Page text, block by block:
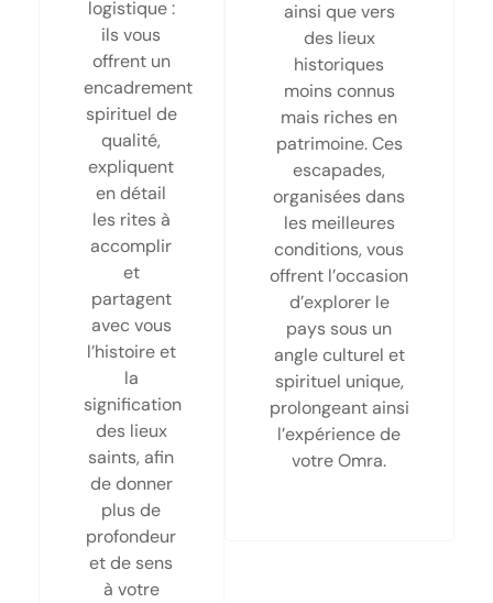
logistique :
ils vous
offrent un
encadrement
spirituel de
qualité,
expliquent
en détail
les rites à
accomplir
et
partagent
avec vous
l’histoire et
la
signification
des lieux
saints, afin
de donner
plus de
profondeur
et de sens
à votre
ainsi que vers
des lieux
historiques
moins connus
mais riches en
patrimoine. Ces
escapades,
organisées dans
les meilleures
conditions, vous
offrent l’occasion
d’explorer le
pays sous un
angle culturel et
spirituel unique,
prolongeant ainsi
l’expérience de
votre Omra.